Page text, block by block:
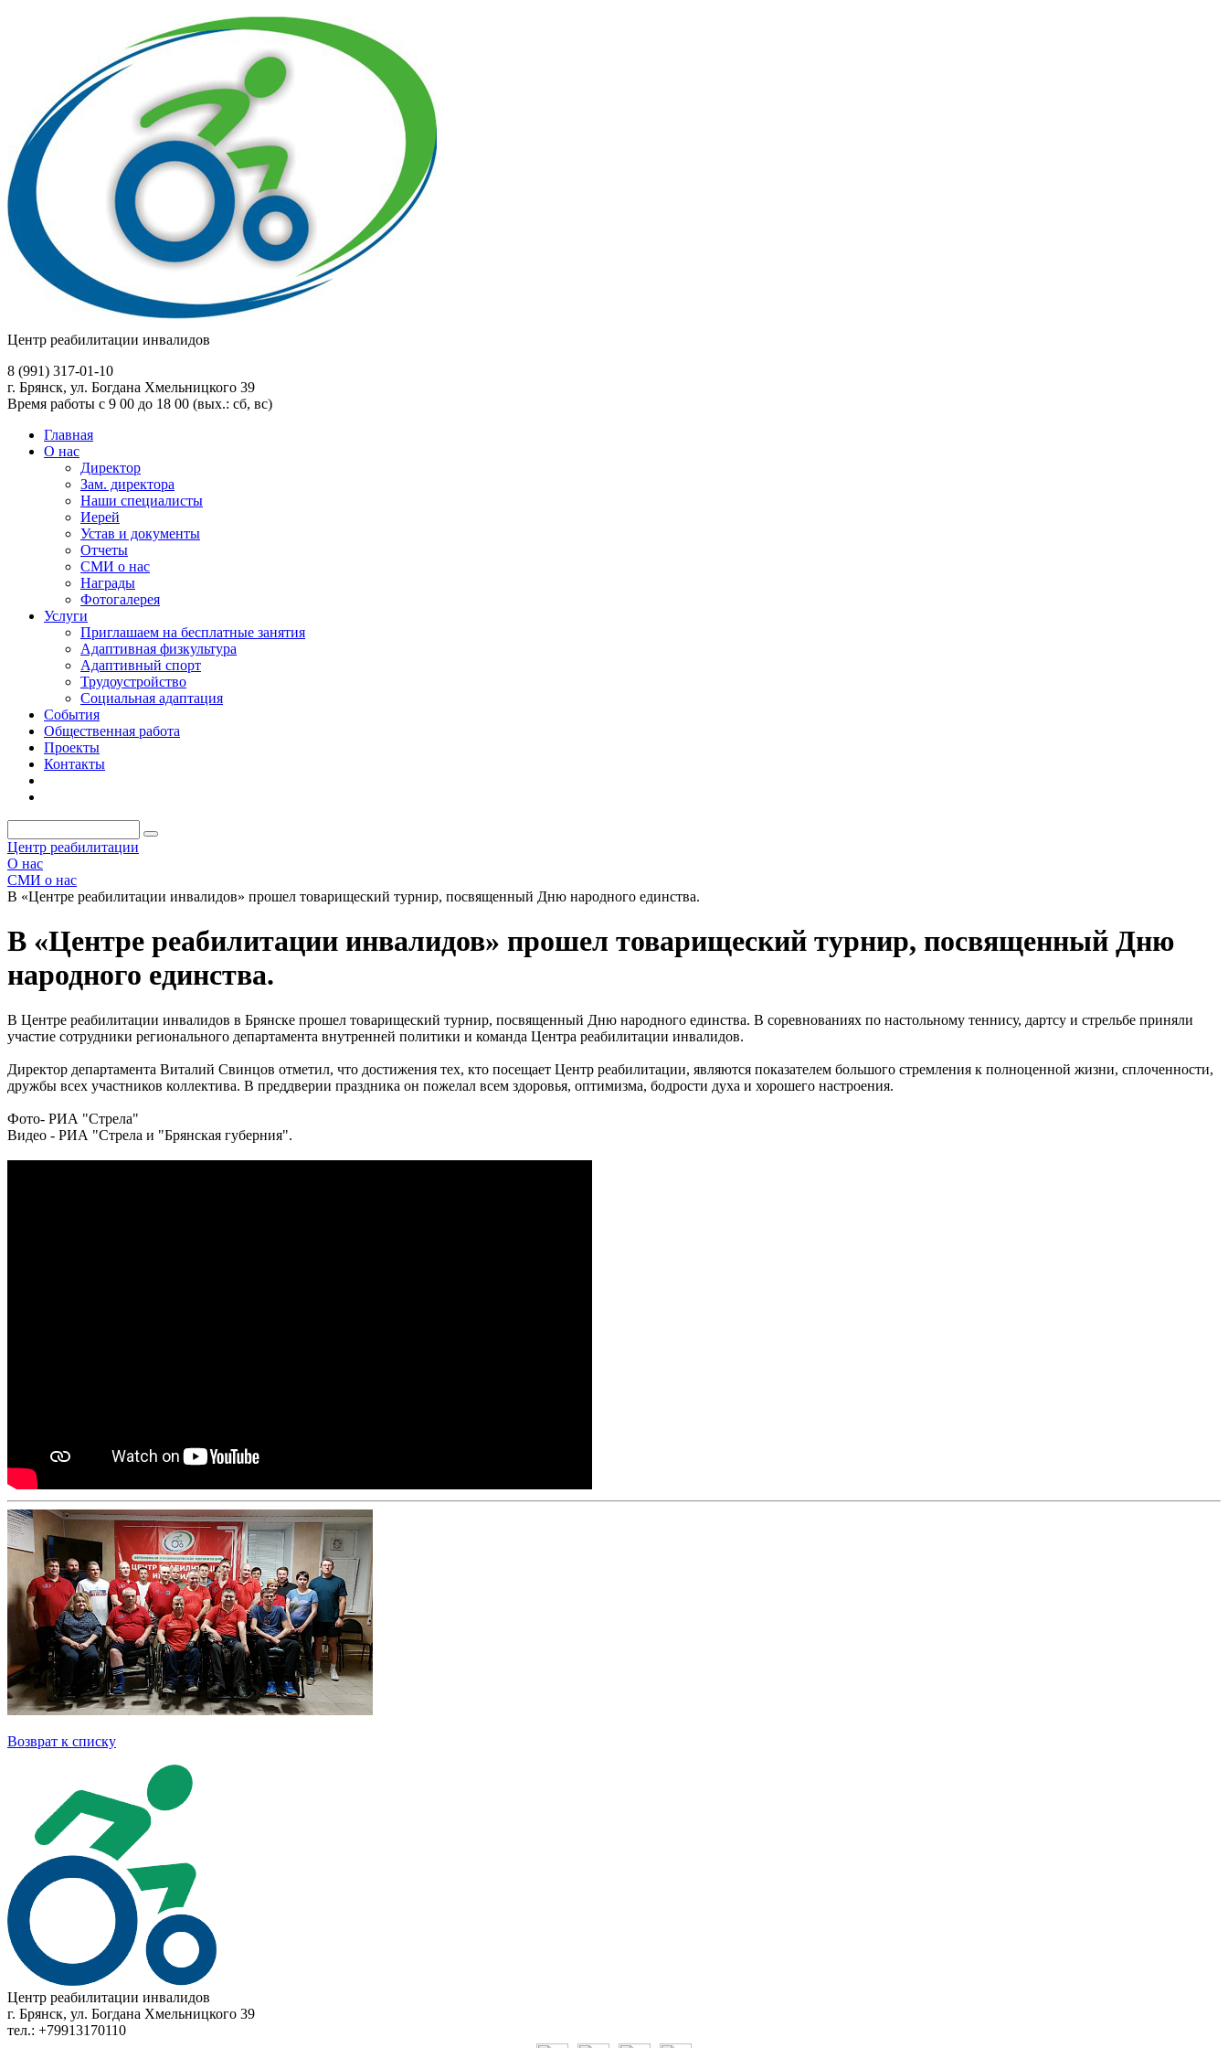
Центр реабилитации инвалидов
8 (991) 317-01-10
г. Брянск, ул. Богдана Хмельницкого 39
Время работы с 9 00 до 18 00 (вых.: сб, вс)
Главная
О нас
Директор
Зам. директора
Наши специалисты
Иерей
Устав и документы
Отчеты
СМИ о нас
Награды
Фотогалерея
Услуги
Приглашаем на бесплатные занятия
Адаптивная физкультура
Адаптивный спорт
Трудоустройство
Социальная адаптация
События
Общественная работа
Проекты
Контакты
Центр реабилитации
О нас
СМИ о нас
В «Центре реабилитации инвалидов» прошел товарищеский турнир, посвященный Дню народного единства.
В «Центре реабилитации инвалидов» прошел товарищеский турнир, посвященный Дню
народного единства.
В Центре реабилитации инвалидов в Брянске прошел товарищеский турнир, посвященный Дню народного единства. В соревнованиях по настольному теннису, дартсу и стрельбе приняли
участие сотрудники регионального департамента внутренней политики и команда Центра реабилитации инвалидов.
Директор департамента Виталий Свинцов отметил, что достижения тех, кто посещает Центр реабилитации, являются показателем большого стремления к полноценной жизни, сплоченности,
дружбы всех участников коллектива. В преддверии праздника он пожелал всем здоровья, оптимизма, бодрости духа и хорошего настроения.
Фото- РИА "Стрела"
Видео - РИА "Стрела и "Брянская губерния".
Возврат к списку
Центр реабилитации инвалидов
г. Брянск, ул. Богдана Хмельницкого 39
тел.: +79913170110